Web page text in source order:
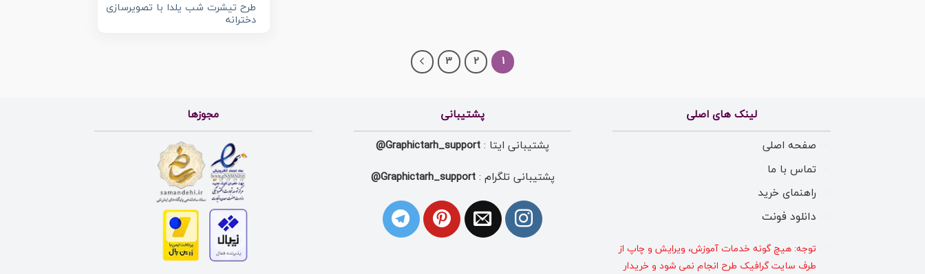
طرح تیشرت شب یلدا با تصویرسازی
دخترانه
1
2
3
لینک های اصلی
صفحه اصلی
تماس با ما
راهنمای خرید
دانلود فونت
توجه: هیچ گونه خدمات آموزش، ویرایش و چاپ از
طرف سایت گرافیک طرح انجام نمی شود و خریدار
پشتیبانی
پشتیبانی ایتا : Graphictarh_support@
پشتیبانی تلگرام :Graphictarh_support@
مجوزها